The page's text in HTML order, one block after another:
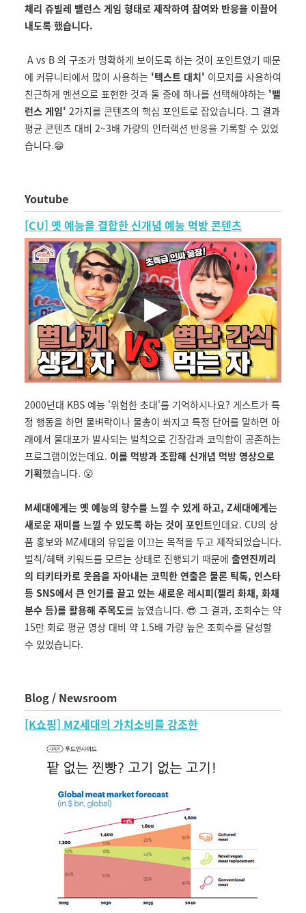
체리 쥬빌레 밸런스 게임 형태로 제작하여 참여와 반응을 이끌어
내도록 했습니다.
A vs B 의 구조가 명확하게 보이도록 하는 것이 포인트였기 때문
에 커뮤니티에서 많이 사용하는 '텍스트 대치' 이모지를 사용하여
친근하게 멘션으로 표현한 것과 둘 중에 하나를 선택해야하는 '밸
런스 게임' 2가지를 콘텐츠의 핵심 포인트로 잡았습니다. 그 결과
평균 콘텐츠 대비 2~3배 가량의 인터랙션 반응을 기록할 수 있었
습니다.😁
Youtube
[CU] 옛 예능을 결합한 신개념 예능 먹방 콘텐츠
2000년대 KBS 예능 '위험한 초대'를 기억하시나요? 게스트가 특
정 행동을 하면 물벼락이나 물총이 쏴지고 특정 단어를 말하면 아
래에서 물대포가 발사되는 벌칙으로 긴장감과 코믹함이 공존하는
프로그램이었는데요. 이를 먹방과 조합해 신개념 먹방 영상으로
기획했습니다. 😮
M세대에게는 옛 예능의 향수를 느낄 수 있게 하고, Z세대에게는
새로운 재미를 느낄 수 있도록 하는 것이 포인트인데요. CU의 상
품 홍보와 MZ세대의 유입을 이끄는 목적을 두고 제작되었습니다.
벌칙/혜택 키워드를 모르는 상태로 진행되기 때문에 출연진끼리
의 티키타카로 웃음을 자아내는 코믹한 연출은 물론 틱톡, 인스타
등 SNS에서 큰 인기를 끌고 있는 새로운 레시피(젤리 화채, 화채
분수 등)를 활용해 주목도를 높였습니다. 😎 그 결과, 조회수는 약
15만 회로 평균 영상 대비 약 1.5배 가량 높은 조회수를 달성할
수 있었습니다.
Blog / Newsroom
[K쇼핑] MZ세대의 가치소비를 강조한